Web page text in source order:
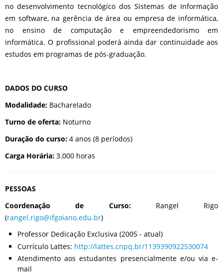
no desenvolvimento tecnológico dos Sistemas de Informação
em software, na gerência de área ou empresa de informática,
no ensino de computação e empreendedorismo em
informática. O profissional poderá ainda dar continuidade aos
estudos em programas de pós-graduação.
DADOS DO CURSO
Modalidade: Bacharelado
Turno de oferta: Noturno
Duração do curso: 4 anos (8 períodos)
Carga Horária: 3.000 horas
PESSOAS
Coordenação de Curso: Rangel Rigo
(rangel.rigo@ifgoiano.edu.br)
Professor Dedicação Exclusiva (2005 - atual)
Currículo Lattes: http://lattes.cnpq.br/1139390922530074
Atendimento aos estudantes presencialmente e/ou via e-
mail